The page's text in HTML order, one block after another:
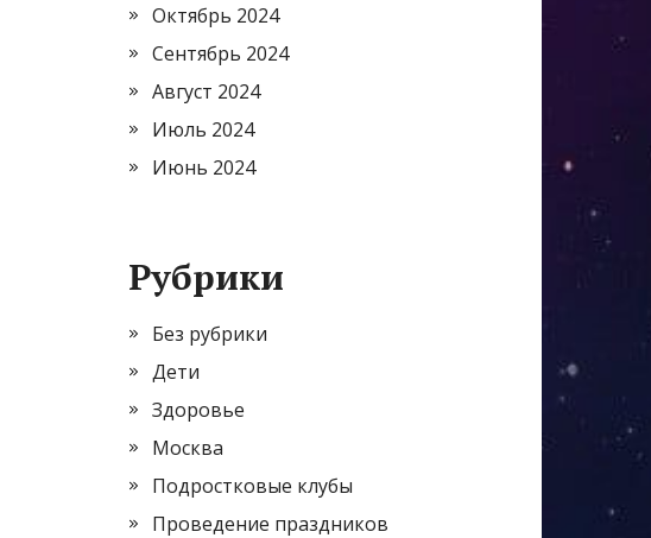
Октябрь 2024
Сентябрь 2024
Август 2024
Июль 2024
Июнь 2024
Рубрики
Без рубрики
Дети
Здоровье
Москва
Подростковые клубы
Проведение праздников